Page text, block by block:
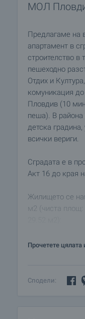
МОЛ
Предлагаме на
апартамент в
строителство в
пешеходно
Отдих и
комуникация
Пловдив (10
пеша). В района
детска
всички вериги.
Сградата е в
Акт 16 до края
Жилището се
м2 (чиста
• хол с
• тоалетна
Прочетете
Сподели: